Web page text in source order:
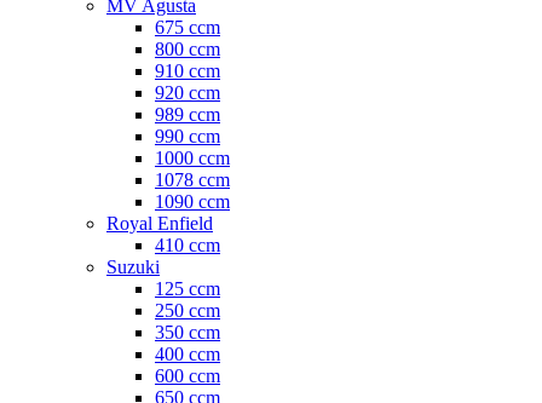
MV Agusta
675 ccm
800 ccm
910 ccm
920 ccm
989 ccm
990 ccm
1000 ccm
1078 ccm
1090 ccm
Royal Enfield
410 ccm
Suzuki
125 ccm
250 ccm
350 ccm
400 ccm
600 ccm
650 ccm